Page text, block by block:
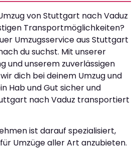
von Stuttgart nach Vaduz
Transportmöglichkeiten?
Umzugsservice aus Stuttgart
du suchst. Mit unserer
und unserem zuverlässigen
dich bei deinem Umzug und
Hab und Gut sicher und
nach Vaduz transportiert
ist darauf spezialisiert,
Umzüge aller Art anzubieten.